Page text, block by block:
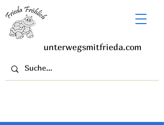
unterwegsmitfrieda.com